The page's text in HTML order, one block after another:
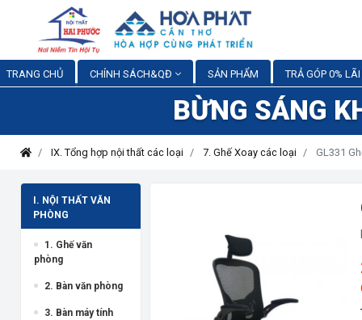
TRANG CHỦ CHÍNH SÁCH&QĐ SẢN PHẨM TRẢ GÓP 0% LÃI
BỪNG SÁNG
IX. Tổng hợp nội thất các loại 7. Ghế Xoay các loại GL331
I. NỘI THẤT VĂN
PHÒNG
1. Ghế văn
phòng
2. Bàn văn phòng
3. Bàn máy tính